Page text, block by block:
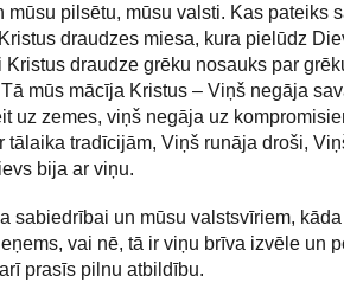
mūsu pilsētu, mūsu valsti. Kas pateiks
draudzes miesa, kura pielūdz
draudze grēku nosauks par
mūs mācīja Kristus – Viņš negāja
uz zemes, viņš negāja uz
tālaika tradīcijām, Viņš runāja droši,
bija ar viņu.
sabiedrībai un mūsu valstsvīriem,
vai nē, tā ir viņu brīva izvēle un
prasīs pilnu atbildību.